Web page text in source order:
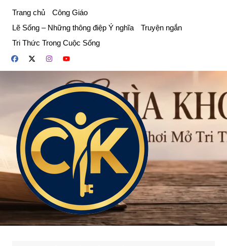
phần
dung
Trang chủ
Công Giáo
Lẽ Sống – Những thông điệp Ý nghĩa
Truyện ngắn
Tri Thức Trong Cuộc Sống